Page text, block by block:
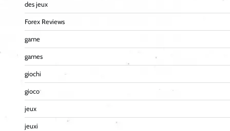
des jeux
Forex Reviews
game
games
giochi
gioco
jeux
jeuxi